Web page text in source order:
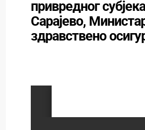
привредног
Сарајево,
здравствено